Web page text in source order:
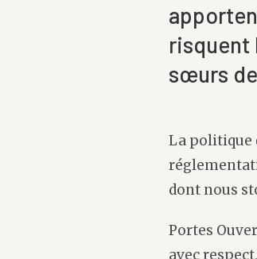
risquent
sœurs
La politique
dont nous
Portes
avec